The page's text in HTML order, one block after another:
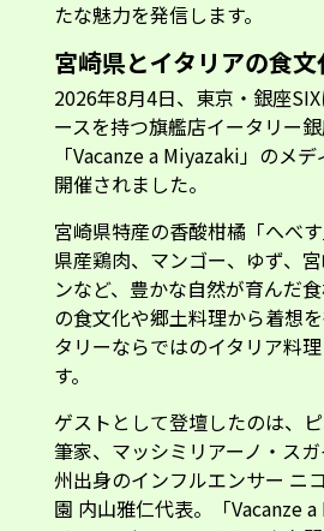
宮崎県とイタリアの食文
2026年8月4日、東京・銀座SIX
ースを持つ旗艦店イータリー
「Vacanze a Miyazaki」のメ
開催されました。
宮崎県特産の香酸柑橘「へべす
ンなど、豊かな自然が育んだ
の食文化や郷土料理から着想
タリーならではのイタリア料
す。
ゲストとして登壇したのは、ピ
州出身のインフルエンサー ニ
園 内山雅仁代表。「Vacanze
メニューについてのトークを
よ試食がスタートしました。